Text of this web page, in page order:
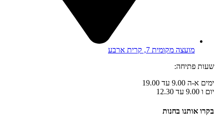
מועצה מקומית 7, קרית ארבע
שעות פתיחה:
ימים א-ה 9.00 עד 19.00
יום ו 9.00 עד 12.30
בקרו אותנו בחנות